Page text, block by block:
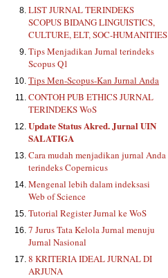
LIST JURNAL TERINDEKS
SCOPUS BIDANG LINGUISTICS,
CULTURE, ELT, SOC-HUMANITIES
Tips Menjadikan Jurnal terindeks
Scopus Q1
Tips Men-Scopus-Kan Jurnal Anda
CONTOH PUB ETHICS JURNAL
TERINDEKS WoS
Update Status Akred. Jurnal UIN
SALATIGA
Cara mudah menjadikan jurnal Anda
terindeks Copernicus
Mengenal lebih dalam indeksasi
Web of Science
Tutorial Register Jurnal ke WoS
7 Jurus Tata Kelola Jurnal menuju
Jurnal Nasional
8 KRITERIA IDEAL JURNAL DI
ARJUNA